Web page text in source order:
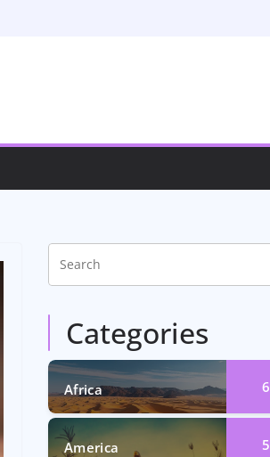
Categories
Africa 6
America 5